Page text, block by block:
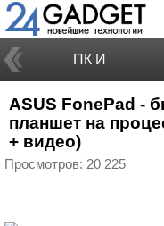
ПК И
НОУТБУКИ
ASUS FonePad -
планшет на
+ видео)
Просмотров: 20 225